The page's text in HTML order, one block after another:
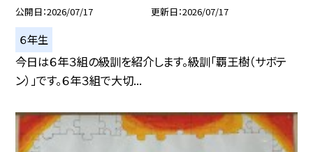
公開日 2026/07/17 更新日 2026/07/17
６年生
今日は６年３組の級訓を紹介します。級訓「覇王樹（サボテ
ン）」です。６年３組で大切...